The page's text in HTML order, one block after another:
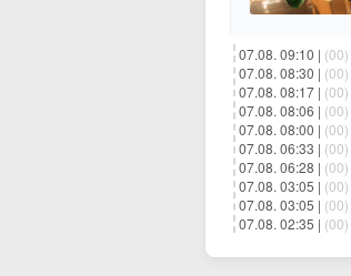
07.08. 09:10 | (00)
07.08. 08:30 | (00)
07.08. 08:17 | (00)
07.08. 08:06 | (00)
07.08. 08:00 | (00)
07.08. 06:33 | (00)
07.08. 06:28 | (00)
07.08. 03:05 | (00)
07.08. 03:05 | (00)
07.08. 02:35 | (00)